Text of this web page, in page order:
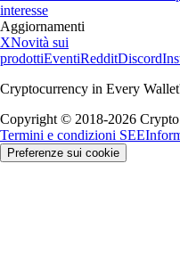
interesse
Aggiornamenti
XNovità sui
prodottiEventiRedditDiscord
Cryptocurrency in Every
Copyright © 2018-2026
Termini e condizioni SEE
Preferenze sui cookie